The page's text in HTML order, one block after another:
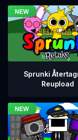
Sprunki
Reupload